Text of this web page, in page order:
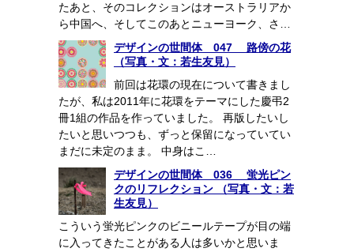
たあと、そのコレクションはオーストラリアか
ら中国へ、そしてこのあとニューヨーク、さ…
デザインの世間体 047 路傍の花
（写真・文：若生友見）
前回は花環の現在について書きまし
たが、私は2011年に花環をテーマにした慶弔2
冊1組の作品を作っていました。 再版したいし
たいと思いつつも、ずっと保留になっていてい
まだに未定のまま。 中身はこ…
デザインの世間体 036 蛍光ピン
クのリフレクション （写真・文：若
生友見）
こういう蛍光ピンクのビニールテープが目の端
に入ってきたことがある人は多いかと思いま